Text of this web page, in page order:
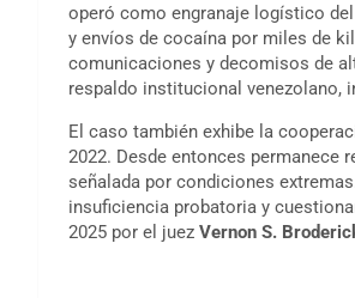
operó como engranaje logístico del
y envíos de cocaína por miles de
comunicaciones y decomisos de
respaldo institucional venezolano,
El caso también exhibe la
2022. Desde entonces permanece
señalada por condiciones
insuficiencia probatoria y
2025 por el juez Vernon S.